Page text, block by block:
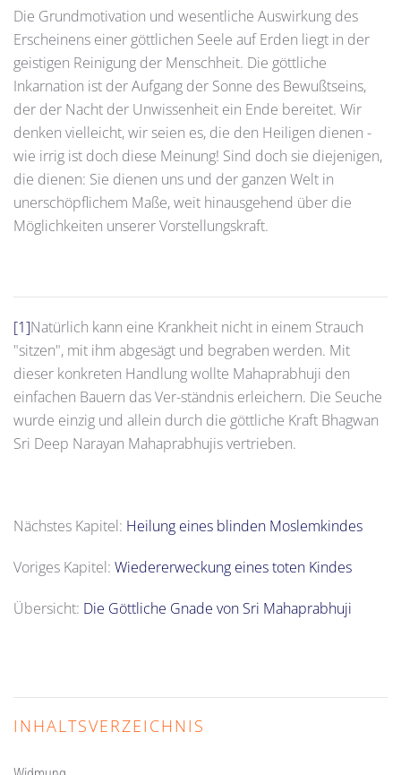
Die Grundmotivation und wesentliche Auswirkung des
Erscheinens einer göttlichen Seele auf Erden liegt in der
geistigen Reinigung der Menschheit. Die göttliche
Inkarnation ist der Aufgang der Sonne des Bewußtseins,
der der Nacht der Unwissenheit ein Ende bereitet. Wir
denken vielleicht, wir seien es, die den Heiligen dienen -
wie irrig ist doch diese Meinung! Sind doch sie diejenigen,
die dienen: Sie dienen uns und der ganzen Welt in
unerschöpflichem Maße, weit hinausgehend über die
Möglichkeiten unserer Vorstellungskraft.
[1]Natürlich kann eine Krankheit nicht in einem Strauch
"sitzen", mit ihm abgesägt und begraben werden. Mit
dieser konkreten Handlung wollte Mahaprabhuji den
einfachen Bauern das Ver-ständnis erleichern. Die Seuche
wurde einzig und allein durch die göttliche Kraft Bhagwan
Sri Deep Narayan Mahaprabhujis vertrieben.
Nächstes Kapitel: Heilung eines blinden Moslemkindes
Voriges Kapitel: Wiedererweckung eines toten Kindes
Übersicht: Die Göttliche Gnade von Sri Mahaprabhuji
INHALTSVERZEICHNIS